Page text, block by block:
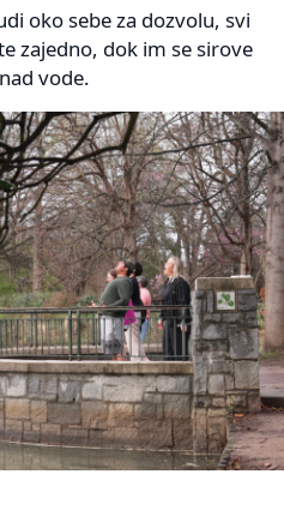
oko sebe za dozvolu, svi
zajedno, dok im se sirove
vode.